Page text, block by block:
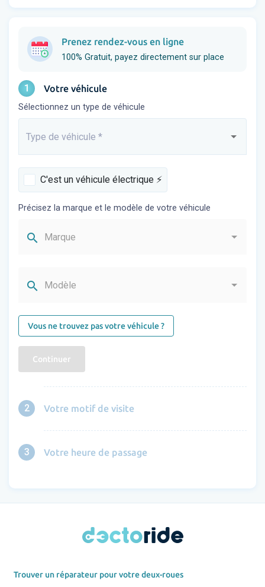
Prenez rendez-vous en ligne
100% Gratuit, payez directement sur place
1 Votre véhicule
Sélectionnez un type de véhicule
Saisissez...
Type de véhicule *
C'est un véhicule électrique ⚡️
Précisez la marque et le modèle de votre véhicule
search Marque
search Modèle
Vous ne trouvez pas votre véhicule ?
Continuer
2 Votre motif de visite
3 Votre heure de passage
Trouver un réparateur pour votre deux-roues